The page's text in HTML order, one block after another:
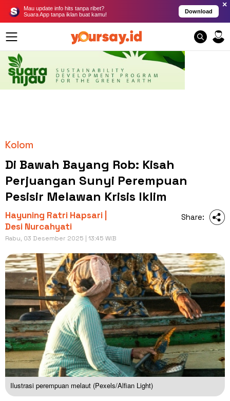
Mau update info hits tanpa ribet?
Suara App tanpa iklan buat kamu!
Download
×
Kolom
Di Bawah Bayang Rob: Kisah
Perjuangan Sunyi Perempuan
Pesisir Melawan Krisis Iklim
Hayuning Ratri Hapsari |
Desi Nurcahyati
Rabu, 03 Desember 2025 | 13:45 WIB
Share:
Ilustrasi perempuan melaut (Pexels/Alfian Light)